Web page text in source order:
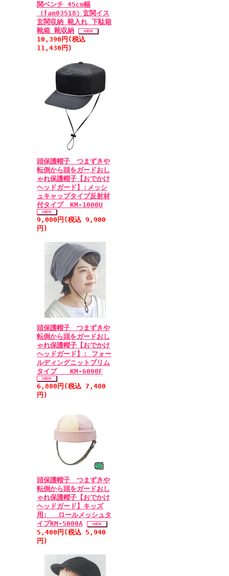
関ベンチ 45cm幅
（fam03518）玄関イス
玄関収納 靴入れ 下駄箱
靴箱 靴収納
10,390円(税込
11,430円)
頭保護帽子 つまずきや
転倒から頭をガードおし
ゃれ保護帽子【おでかけ
ヘッドガード】:メッシ
ュキャップタイプ反射材
付タイプ KM-1000U
9,000円(税込 9,900
円)
頭保護帽子 つまずきや
転倒から頭をガードおし
ゃれ保護帽子【おでかけ
ヘッドガード】: フォー
ルディングニットブリム
タイプ KM-6000F
6,800円(税込 7,480
円)
頭保護帽子 つまずきや
転倒から頭をガードおし
ゃれ保護帽子【おでかけ
ヘッドガード】キッズ
用: ロールメッシュタ
イプKM-5000A
5,400円(税込 5,940
円)